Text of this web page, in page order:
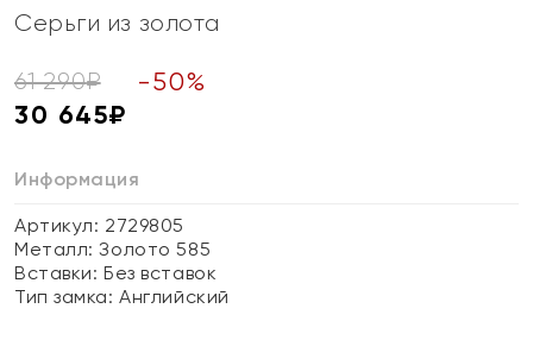
Серьги из золота
61 290₽ -50%
30 645₽
Информация
Артикул: 2729805
Металл:Золото 585
Вставки:Без вставок
Тип замка:Английский